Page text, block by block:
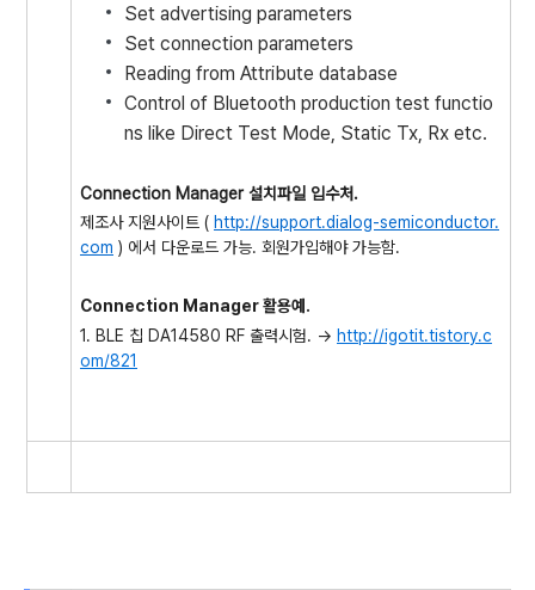
Set advertising parameters
Set connection parameters
Reading from Attribute database
Control of Bluetooth production test functio
ns like Direct Test Mode, Static Tx, Rx etc.
Connection Manager 설치파일 입수처.
제조사 지원사이트 ( http://support.dialog-semiconductor.
com ) 에서 다운로드 가능. 회원가입해야 가능함.
Connection Manager 활용예.
1. BLE 칩 DA14580 RF 출력시험. -> http://igotit.tistory.c
om/821